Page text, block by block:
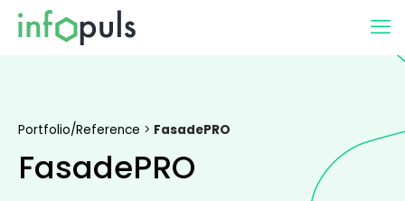
Portfolio/Reference > FasadePRO
FasadePRO